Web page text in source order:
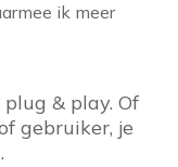
ik meer
& play. Of
gebruiker, je